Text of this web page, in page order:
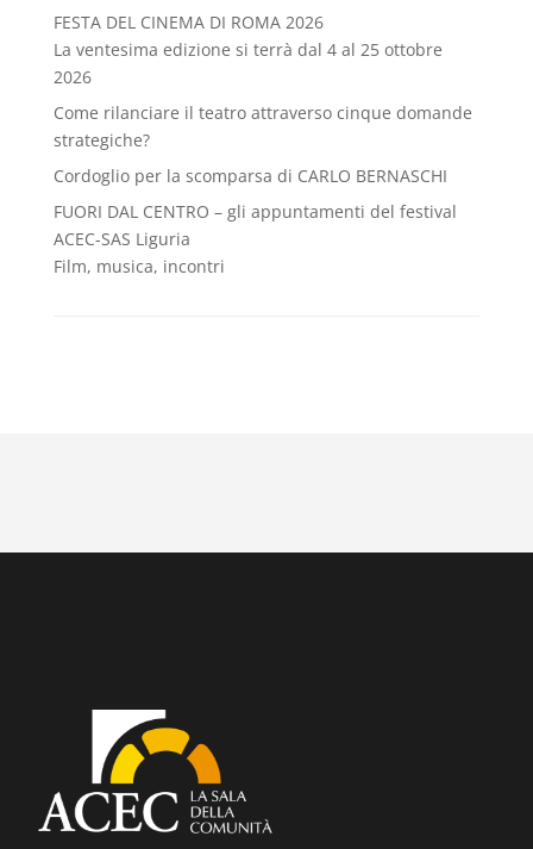
FESTA DEL CINEMA DI ROMA 2026
La ventesima edizione si terrà dal 4 al 25 ottobre
2026
Come rilanciare il teatro attraverso cinque domande
strategiche?
Cordoglio per la scomparsa di CARLO BERNASCHI
FUORI DAL CENTRO – gli appuntamenti del festival
ACEC-SAS Liguria
Film, musica, incontri